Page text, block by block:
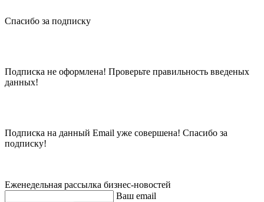
Спасибо за подписку
Подписка не оформлена! Проверьте правильность введеных
данных!
Подписка на данный Email уже совершена! Спасибо за
подписку!
Еженедельная рассылка бизнес-новостей
Ваш email